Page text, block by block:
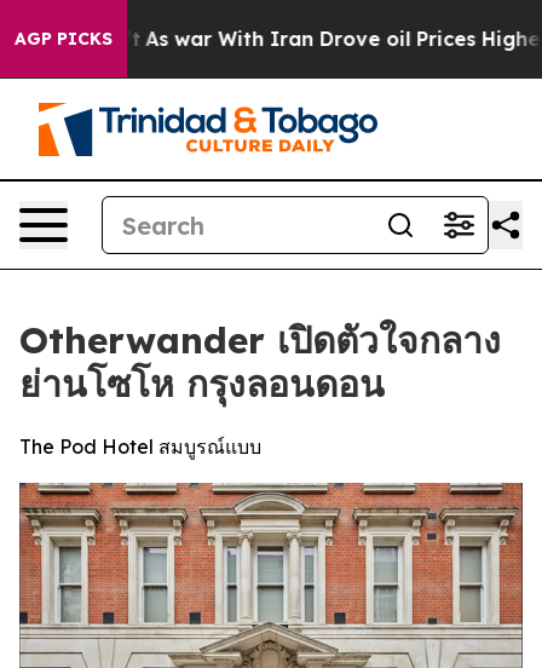
AGP PICKS
As war With Iran Drove oil Prices Higher,
Otherwander เปิดตัวใจกลาง
ย่านโซโห กรุงลอนดอน
The Pod Hotel สมบูรณ์แบบ